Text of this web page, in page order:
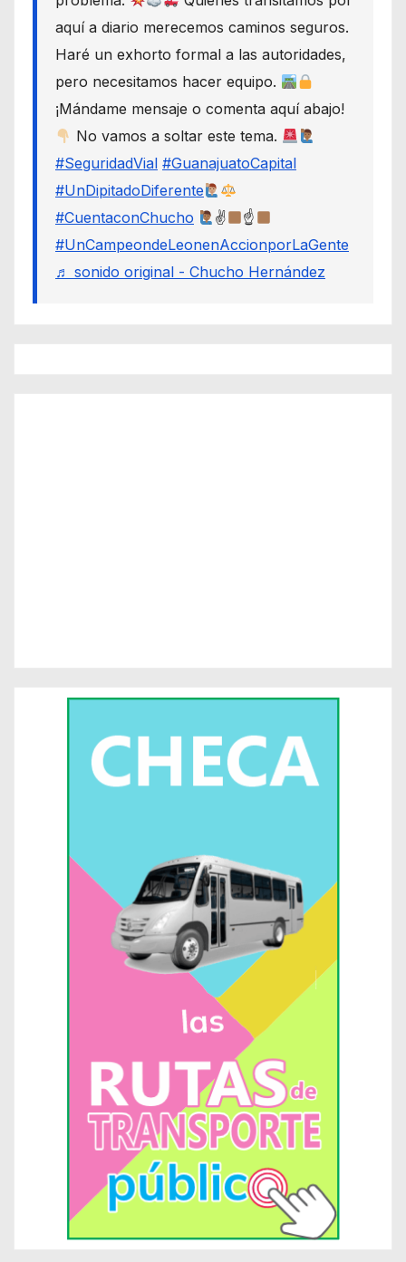
aquí a diario merecemos caminos seguros.
Haré un exhorto formal a las autoridades,
pero necesitamos hacer equipo.
¡Mándame mensaje o comenta aquí abajo!
No vamos a soltar este tema.
#SeguridadVial #GuanajuatoCapital
#UnDipitadoDiferente
#CuentaconChucho
✌
☝
#UnCampeondeLeonenAccionporLaGente
♬ sonido original - Chucho Hernández